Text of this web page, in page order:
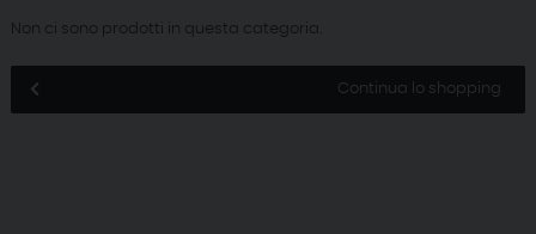
Non ci sono prodotti in questa categoria.
Continua lo shopping